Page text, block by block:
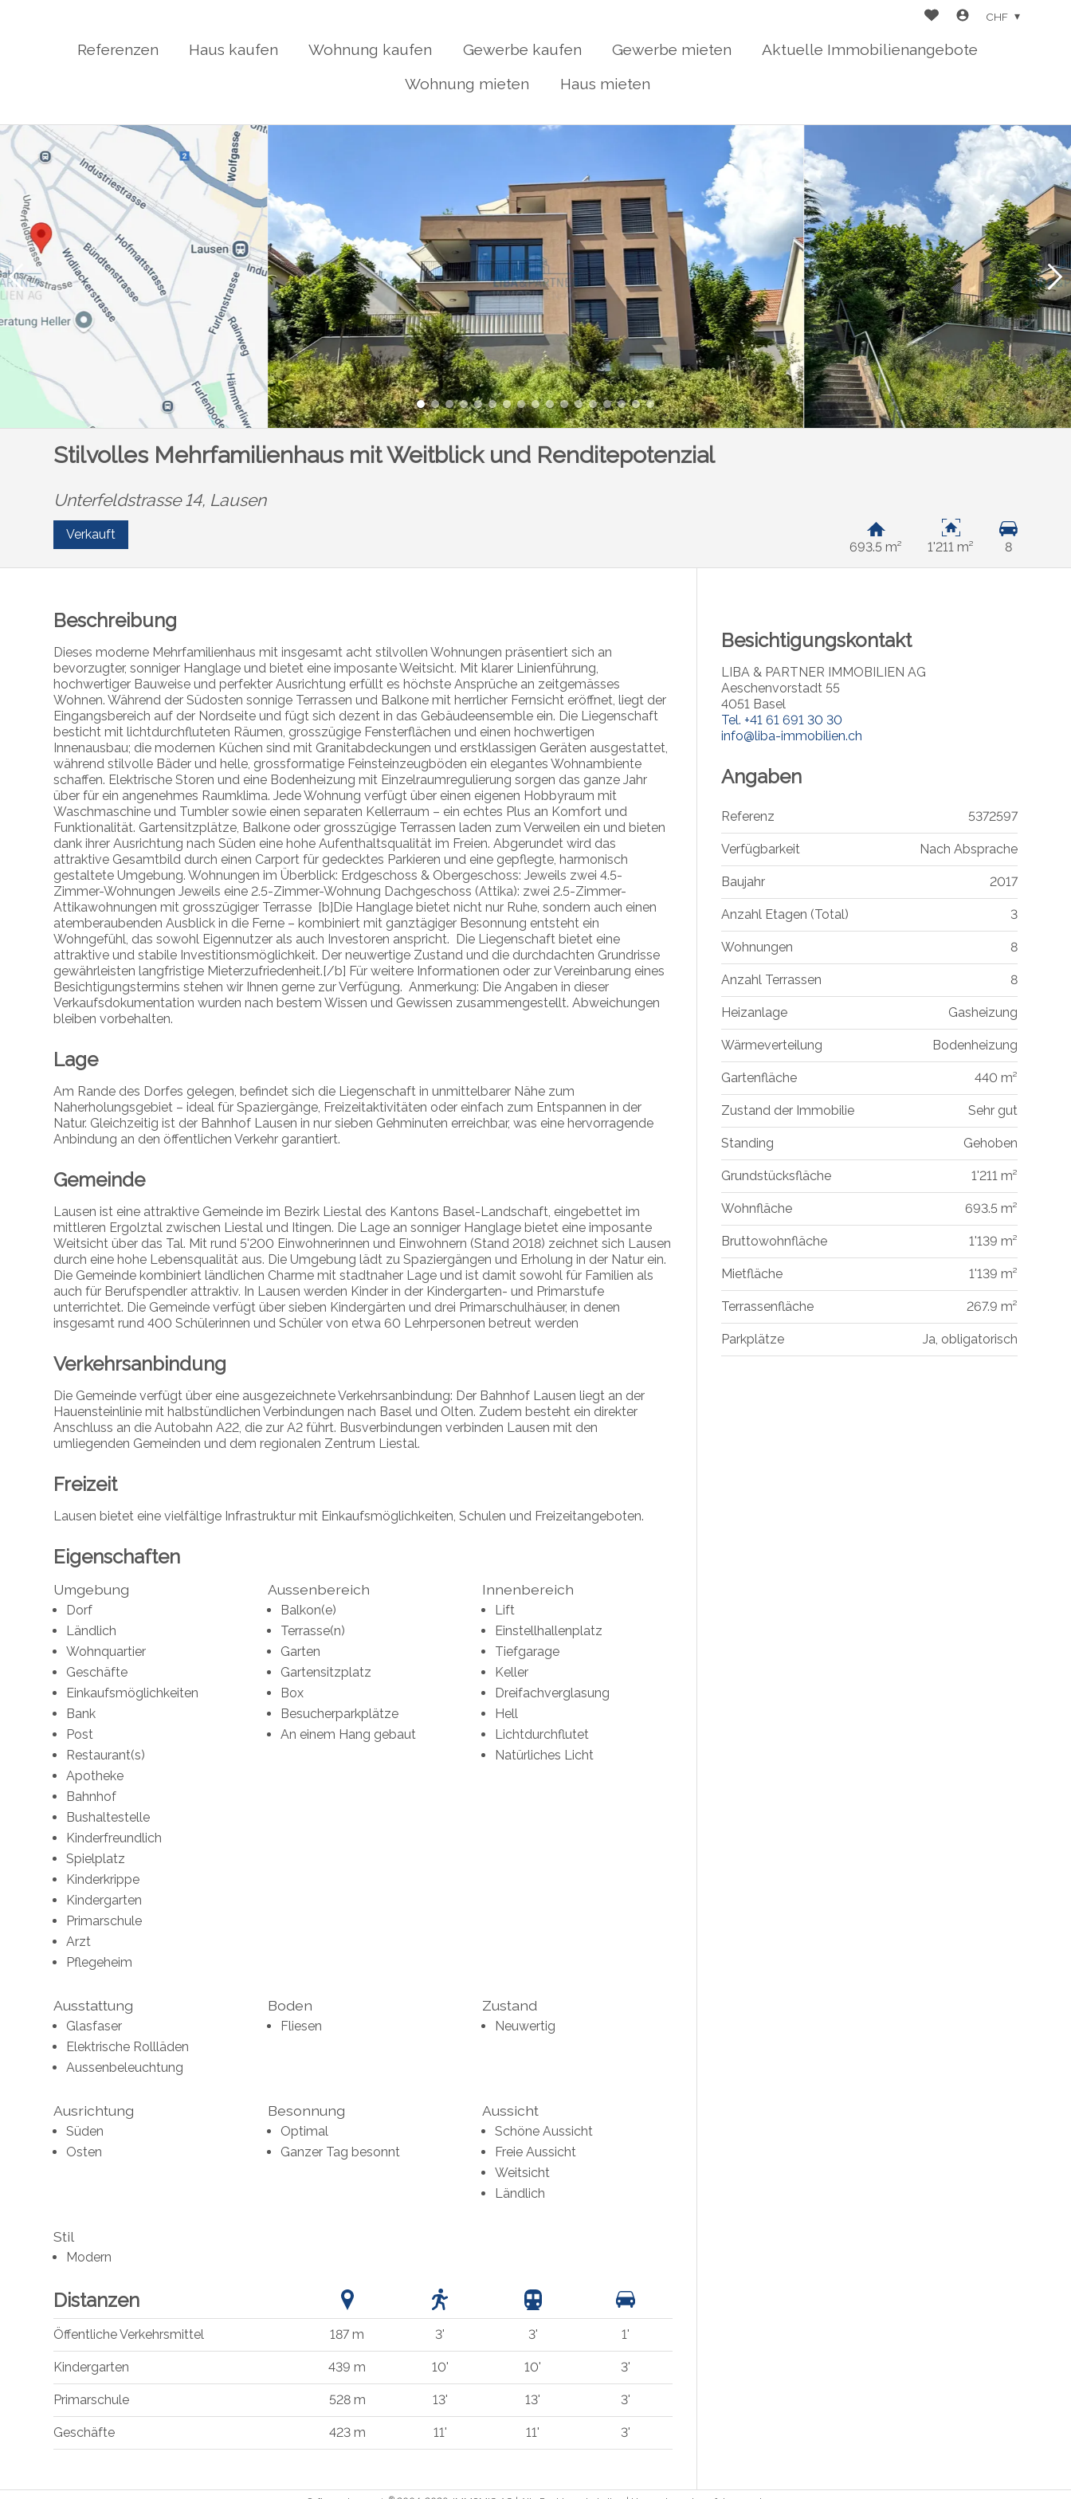
Referenzen Haus kaufen Wohnung kaufen Gewerbe kaufen Gewerbe mieten
Aktuelle Immobilienangebote
Wohnung mieten
Haus mieten
CHF
Stilvolles Mehrfamilienhaus mit Weitblick und Renditepotenzial
Unterfeldstrasse 14, Lausen
Verkauft
693.5 m²
1'211 m² 8
Beschreibung
Dieses moderne Mehrfamilienhaus mit insgesamt acht stilvollen Wohnungen präsentiert sich an
bevorzugter, sonniger Hanglage und bietet eine imposante Weitsicht. Mit klarer Linienführung,
hochwertiger Bauweise und perfekter Ausrichtung erfüllt es höchste Ansprüche an zeitgemässes
Wohnen. Während der Südosten sonnige Terrassen und Balkone mit herrlicher Fernsicht eröffnet, liegt der
Eingangsbereich auf der Nordseite und fügt sich dezent in das Gebäudeensemble ein. Die Liegenschaft
besticht mit lichtdurchfluteten Räumen, grosszügige Fensterflächen und einen hochwertigen
Innenausbau; die modernen Küchen sind mit Granitabdeckungen und erstklassigen Geräten ausgestattet,
während stilvolle Bäder und helle, grossformatige Feinsteinzeugböden ein elegantes Wohnambiente
schaffen. Elektrische Storen und eine Bodenheizung mit Einzelraumregulierung sorgen das ganze Jahr
über für ein angenehmes Raumklima. Jede Wohnung verfügt über einen eigenen Hobbyraum mit
Waschmaschine und Tumbler sowie einen separaten Kellerraum – ein echtes Plus an Komfort und
Funktionalität. Gartensitzplätze, Balkone oder grosszügige Terrassen laden zum Verweilen ein und bieten
dank ihrer Ausrichtung nach Süden eine hohe Aufenthaltsqualität im Freien. Abgerundet wird das
attraktive Gesamtbild durch einen Carport für gedecktes Parkieren und eine gepflegte, harmonisch
gestaltete Umgebung. Wohnungen im Überblick: Erdgeschoss & Obergeschoss: Jeweils zwei 4.5-
Zimmer-Wohnungen Jeweils eine 2.5-Zimmer-Wohnung Dachgeschoss (Attika): zwei 2.5-Zimmer-
Attikawohnungen mit grosszügiger Terrasse [b]Die Hanglage bietet nicht nur Ruhe, sondern auch einen
atemberaubenden Ausblick in die Ferne – kombiniert mit ganztägiger Besonnung entsteht ein
Wohngefühl, das sowohl Eigennutzer als auch Investoren anspricht. Die Liegenschaft bietet eine
attraktive und stabile Investitionsmöglichkeit. Der neuwertige Zustand und die durchdachten Grundrisse
gewährleisten langfristige Mieterzufriedenheit.[/b] Für weitere Informationen oder zur Vereinbarung eines
Besichtigungstermins stehen wir Ihnen gerne zur Verfügung. Anmerkung: Die Angaben in dieser
Verkaufsdokumentation wurden nach bestem Wissen und Gewissen zusammengestellt. Abweichungen
bleiben vorbehalten.
Lage
Am Rande des Dorfes gelegen, befindet sich die Liegenschaft in unmittelbarer Nähe zum
Naherholungsgebiet – ideal für Spaziergänge, Freizeitaktivitäten oder einfach zum Entspannen in der
Natur. Gleichzeitig ist der Bahnhof Lausen in nur sieben Gehminuten erreichbar, was eine hervorragende
Anbindung an den öffentlichen Verkehr garantiert.
Gemeinde
Lausen ist eine attraktive Gemeinde im Bezirk Liestal des Kantons Basel-Landschaft, eingebettet im
mittleren Ergolztal zwischen Liestal und Itingen. Die Lage an sonniger Hanglage bietet eine imposante
Weitsicht über das Tal. Mit rund 5'200 Einwohnerinnen und Einwohnern (Stand 2018) zeichnet sich Lausen
durch eine hohe Lebensqualität aus. Die Umgebung lädt zu Spaziergängen und Erholung in der Natur ein.
Die Gemeinde kombiniert ländlichen Charme mit stadtnaher Lage und ist damit sowohl für Familien als
auch für Berufspendler attraktiv. In Lausen werden Kinder in der Kindergarten- und Primarstufe
unterrichtet. Die Gemeinde verfügt über sieben Kindergärten und drei Primarschulhäuser, in denen
insgesamt rund 400 Schülerinnen und Schüler von etwa 60 Lehrpersonen betreut werden
Verkehrsanbindung
Die Gemeinde verfügt über eine ausgezeichnete Verkehrsanbindung: Der Bahnhof Lausen liegt an der
Hauensteinlinie mit halbstündlichen Verbindungen nach Basel und Olten. Zudem besteht ein direkter
Anschluss an die Autobahn A22, die zur A2 führt. Busverbindungen verbinden Lausen mit den
umliegenden Gemeinden und dem regionalen Zentrum Liestal.
Freizeit
Lausen bietet eine vielfältige Infrastruktur mit Einkaufsmöglichkeiten, Schulen und Freizeitangeboten.
Eigenschaften
Umgebung
Dorf
Ländlich
Wohnquartier
Geschäfte
Einkaufsmöglichkeiten
Bank
Post
Restaurant(s)
Apotheke
Bahnhof
Bushaltestelle
Kinderfreundlich
Spielplatz
Kinderkrippe
Kindergarten
Primarschule
Arzt
Pflegeheim
Aussenbereich
Balkon(e)
Terrasse(n)
Garten
Gartensitzplatz
Box
Besucherparkplätze
An einem Hang gebaut
Innenbereich
Lift
Einstellhallenplatz
Tiefgarage
Keller
Dreifachverglasung
Hell
Lichtdurchflutet
Natürliches Licht
Ausstattung
Glasfaser
Elektrische Rollläden
Aussenbeleuchtung
Boden
Fliesen
Zustand
Neuwertig
Ausrichtung
Süden
Osten
Besonnung
Optimal
Ganzer Tag besonnt
Aussicht
Schöne Aussicht
Freie Aussicht
Weitsicht
Ländlich
Stil
Modern
Distanzen
Öffentliche Verkehrsmittel 187 m 3' 3' 1'
Kindergarten 439 m 10' 10' 3'
Primarschule 528 m 13' 13' 3'
Geschäfte 423 m 11' 11' 3'
Besichtigungskontakt
LIBA & PARTNER IMMOBILIEN AG
Aeschenvorstadt 55
4051 Basel
Tel. +41 61 691 30 30
info@liba-immobilien.ch
Angaben
Referenz 5372597
Verfügbarkeit Nach Absprache
Baujahr 2017
Anzahl Etagen (Total) 3
Wohnungen 8
Anzahl Terrassen 8
Heizanlage Gasheizung
Wärmeverteilung Bodenheizung
Gartenfläche 440 m²
Zustand der Immobilie Sehr gut
Standing Gehoben
Grundstücksfläche 1'211 m²
Wohnfläche 693.5 m²
Bruttowohnfläche 1'139 m²
Mietfläche 1'139 m²
Terrassenfläche 267.9 m²
Parkplätze Ja, obligatorisch